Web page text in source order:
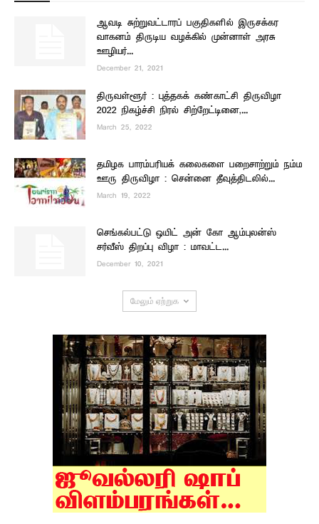
ஆவடி சுற்றுவட்டாரப் பகுதிகளில் இருசக்கர
வாகனம் திருடிய வழக்கில் முன்னாள் அரசு
ஊழியர்...
December 21, 2021
திருவள்ளூர் : புத்தகக் கண்காட்சி திருவிழா
2022 நிகழ்ச்சி நிரல் சிற்றேட்டினை,...
March 25, 2022
தமிழக பாரம்பரியக் கலைகளை பறைசாற்றும் நம்ம
ஊரு திருவிழா : சென்னை தீவுத்திடலில்...
March 19, 2022
செங்கல்பட்டு ஒயிட் அன் கோ ஆம்புலன்ஸ்
சர்வீஸ் திறப்பு விழா : மாவட்ட...
December 10, 2021
மேலும் ஏற்றுக